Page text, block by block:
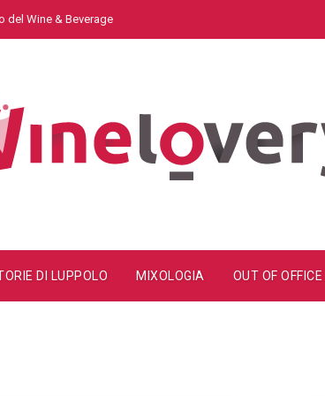
del Wine & Beverage
DI LUPPOLO MIXOLOGIA OUT OF OFFICE